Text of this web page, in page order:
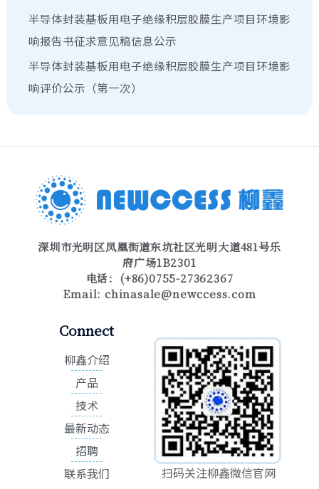
半导体封装基板用电子绝缘积层胶膜生产项目环境影
响报告书征求意见稿信息公示
半导体封装基板用电子绝缘积层胶膜生产项目环境影
响评价公示（第一次）
深圳市光明区凤凰街道东坑社区光明大道481号乐
府广场1B2301
电话：(+86)0755-27362367
Email: chinasale@newccess.com
Connect
柳鑫介绍
产品
技术
最新动态
招聘
联系我们
扫码关注柳鑫微信官网